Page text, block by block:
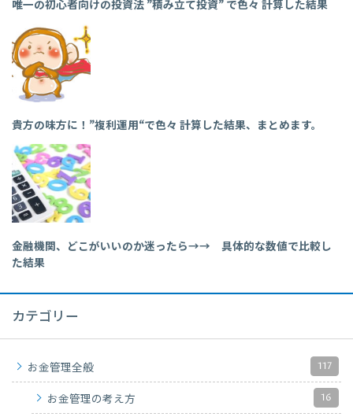
唯一の初心者向けの投資法 ”積み立て投資” で色々 計算した結果
貴方の味方に！”複利運用“で色々 計算した結果、まとめます。
金融機関、どこがいいのか迷ったら→→ 具体的な数値で比較し
た結果
カテゴリー
お金管理全般 117
お金管理の考え方 16